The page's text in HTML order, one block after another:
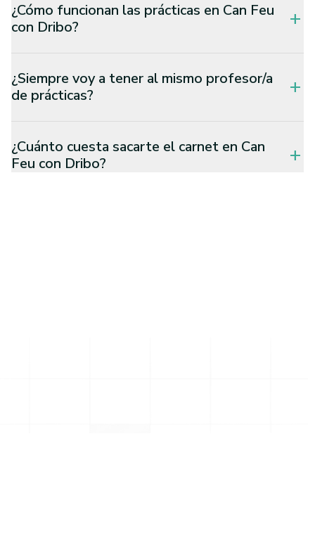
¿Cómo funcionan las prácticas en Can Feu
con Dribo?
add
¿Siempre voy a tener al mismo profesor/a
de prácticas?
add
¿Cuánto cuesta sacarte el carnet en Can
Feu con Dribo?
add